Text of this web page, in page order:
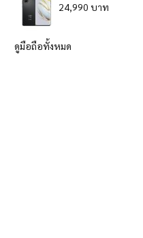
24,990 บาท
ดูมือถือทั้งหมด